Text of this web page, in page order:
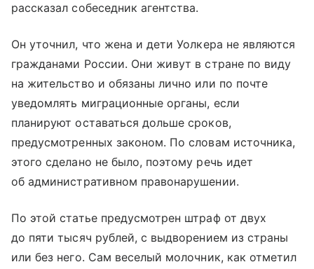
рассказал собеседник агентства.
Он уточнил, что жена и дети Уолкера не являются
гражданами России. Они живут в стране по виду
на жительство и обязаны лично или по почте
уведомлять миграционные органы, если
планируют оставаться дольше сроков,
предусмотренных законом. По словам источника,
этого сделано не было, поэтому речь идет
об административном правонарушении.
По этой статье предусмотрен штраф от двух
до пяти тысяч рублей, с выдворением из страны
или без него. Сам веселый молочник, как отметил